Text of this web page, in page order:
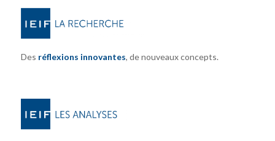
Des réflexions innovantes, de nouveaux concepts.